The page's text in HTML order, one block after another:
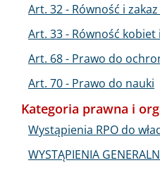
Art. 32 - Równość i
Art. 33 - Równość kobiet
Art. 68 - Prawo do
Art. 70 - Prawo do nauki
Kategoria prawna i
Wystąpienia RPO do
WYSTĄPIENIA